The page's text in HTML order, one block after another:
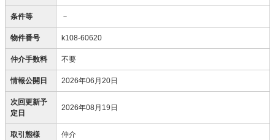
条件等 －
物件番号 k108-60620
仲介手数料 不要
情報公開日 2026年06月20日
次回更新予
定日
2026年08月19日
取引態様 仲介